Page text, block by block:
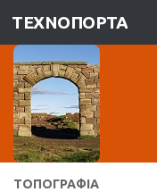
Skip to content
ΤΕΧΝΟΠΟΡΤΑ
ΤΟΠΟΓΡΑΦΊΑ